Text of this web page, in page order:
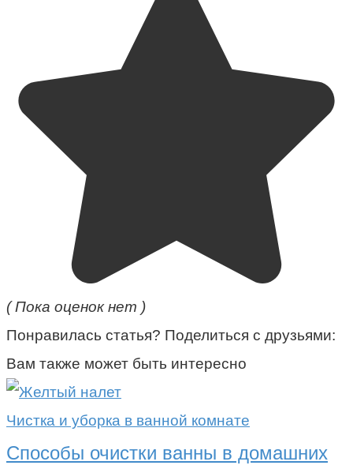
( Пока оценок нет )
Понравилась статья? Поделиться с друзьями:
Вам также может быть интересно
Чистка и уборка в ванной комнате
Способы очистки ванны в домашних